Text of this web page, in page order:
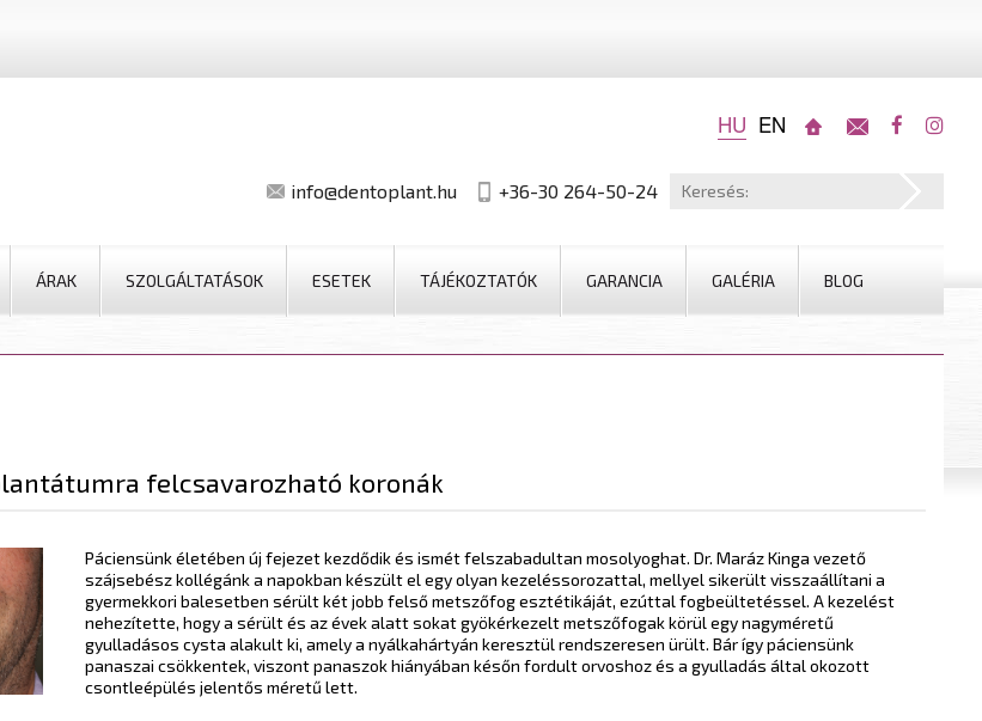
HU EN
info@dentoplant.hu +36-30 264-50-24
ÁRAK SZOLGÁLTATÁSOK ESETEK TÁJÉKOZTATÓK GARANCIA GALÉRIA BLOG
felcsavarozható koronák
Páciensünk életében új fejezet kezdődik és ismét felszabadultan mosolyoghat. Dr. Maráz Kinga vezető
szájsebész kollégánk a napokban készült el egy olyan kezeléssorozattal, mellyel sikerült visszaállítani a
gyermekkori balesetben sérült két jobb felső metszőfog esztétikáját, ezúttal fogbeültetéssel. A kezelést
nehezítette, hogy a sérült és az évek alatt sokat gyökérkezelt metszőfogak körül egy nagyméretű
gyulladásos cysta alakult ki, amely a nyálkahártyán keresztül rendszeresen ürült. Bár így páciensünk
panaszai csökkentek, viszont panaszok hiányában későn fordult orvoshoz és a gyulladás által okozott
csontleépülés jelentős méretű lett.